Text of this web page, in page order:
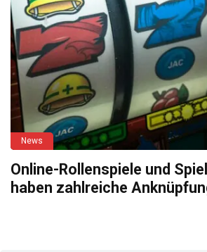
News
Online-Rollenspiele und
haben zahlreiche